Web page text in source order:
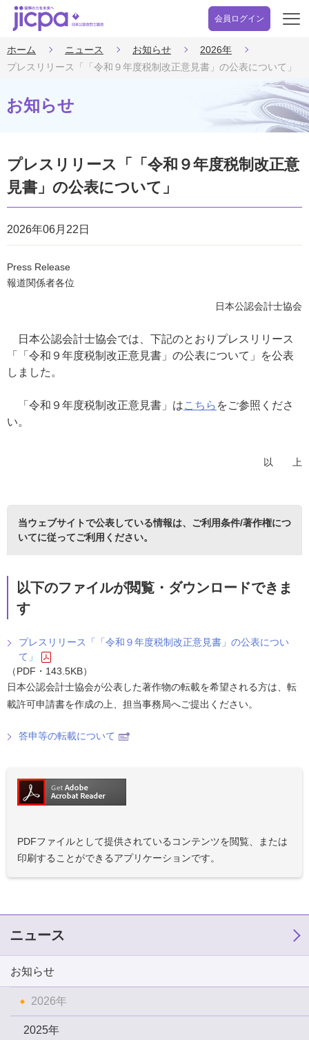
会員ログイン
開
ホーム ニュース お知らせ
2026年
プレスリリース「「令和９年度税制改正意見書」の公表について」
お知らせ
プレスリリース「「令和９年度税制改正意
見書」の公表について」
2026年06月22日
Press Release
報道関係者各位
日本公認会計士協会
日本公認会計士協会では、下記のとおりプレスリリース
「「令和９年度税制改正意見書」の公表について」を公表
しました。
「令和９年度税制改正意見書」はこちら をご参照くださ
い。
以 上
当ウェブサイトで公表している情報は、 ご利用条件/著作権につ
いてに従ってご利用ください。
以下のファイルが閲覧・ダウンロードできま
す
プレスリリース「「令和９年度税制改正意⾒書」の公表につい
て」
（PDF・143.5KB）
日本公認会計士協会が公表した著作物の転載を希望される方は、転
載許可申請書を作成の上、担当事務局へご提出ください。
答申等の転載について
PDFファイルとして提供されているコンテンツを閲覧、または
印刷することができるアプリケーションです。
ニュース
お知らせ
2026年
2025年